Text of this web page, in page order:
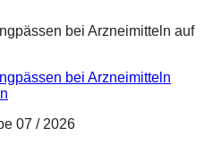
bei Arzneimitteln
07 / 2026